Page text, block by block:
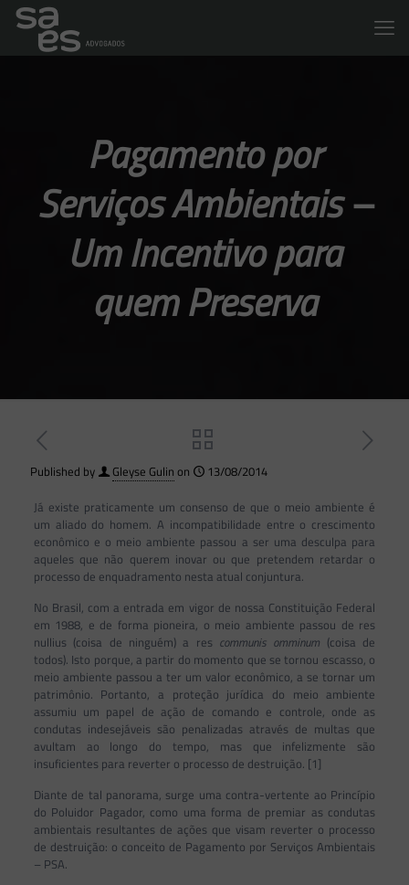
Pagamento por
Serviços Ambientais –
Um Incentivo para
quem Preserva
Published by Gleyse Gulin on
13/08/2014
Já existe praticamente um consenso de que o meio ambiente é
um aliado do homem. A incompatibilidade entre o crescimento
econômico e o meio ambiente passou a ser uma desculpa para
aqueles que não querem inovar ou que pretendem retardar o
processo de enquadramento nesta atual conjuntura.
No Brasil, com a entrada em vigor de nossa Constituição Federal
em 1988, e de forma pioneira, o meio ambiente passou de res
nullius (coisa de ninguém) a res communis omminum (coisa de
todos). Isto porque, a partir do momento que se tornou escasso, o
meio ambiente passou a ter um valor econômico, a se tornar um
patrimônio. Portanto, a proteção jurídica do meio ambiente
assumiu um papel de ação de comando e controle, onde as
condutas indesejáveis são penalizadas através de multas que
avultam ao longo do tempo, mas que infelizmente são
insuficientes para reverter o processo de destruição. [1]
Diante de tal panorama, surge uma contra-vertente ao Princípio
do Poluidor Pagador, como uma forma de premiar as condutas
ambientais resultantes de ações que visam reverter o processo
de destruição: o conceito de Pagamento por Serviços Ambientais
– PSA.